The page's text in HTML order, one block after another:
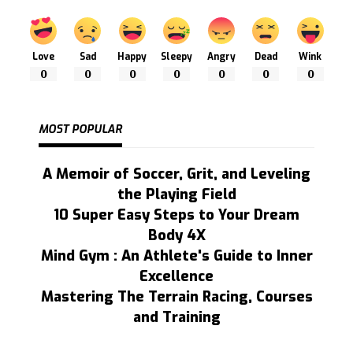
Love
0
Sad
0
Happy
0
Sleepy
0
Angry
0
Dead
0
Wink
0
MOST POPULAR
A Memoir of Soccer, Grit, and Leveling
the Playing Field
10 Super Easy Steps to Your Dream
Body 4X
Mind Gym : An Athlete's Guide to Inner
Excellence
Mastering The Terrain Racing, Courses
and Training